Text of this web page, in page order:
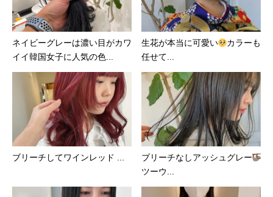
ネイビーグレーは濃い目がカワ
イイ韓国女子に人気の色...
生花が本当に可愛い
カラーも
任せて...
ブリーチしてワインレッド️ ...
ブリーチなしアッシュグレー
ツーウ...